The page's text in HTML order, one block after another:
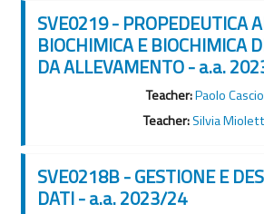
SVE0219 - PROPEDEUTICA
BIOCHIMICA E BIOCHIMICA
DA ALLEVAMENTO - a.a.
Teacher:Paolo Cascio
Teacher:Silvia
SVE0218B - GESTIONE E
DATI - a.a. 2023/24